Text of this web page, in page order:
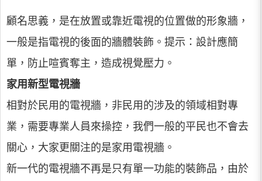
顧名思義，是在放置或靠近電視的位置做的形象牆，
一般是指電視的後面的牆體裝飾。提示：設計應簡
單，防止喧賓奪主，造成視覺壓力。
家用新型電視牆
相對於民用的電視牆，非民用的涉及的領域相對專
業，需要專業人員來操控，我們一般的平民也不會去
關心，大家更關注的是家用電視牆。
新一代的電視牆不再是只有單一功能的裝飾品，由於